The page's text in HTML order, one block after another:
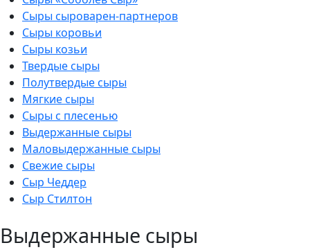
Сыры сыроварен-партнеров
Сыры коровьи
Сыры козьи
Твердые сыры
Полутвердые сыры
Мягкие сыры
Сыры с плесенью
Выдержанные сыры
Маловыдержанные сыры
Свежие сыры
Сыр Чеддер
Сыр Стилтон
Выдержанные сыры